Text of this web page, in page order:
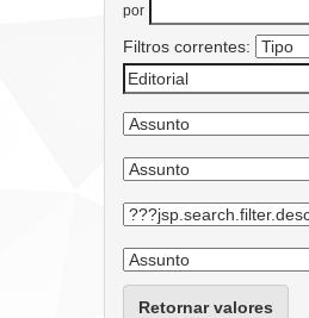
por
Filtros correntes:
Retornar valores